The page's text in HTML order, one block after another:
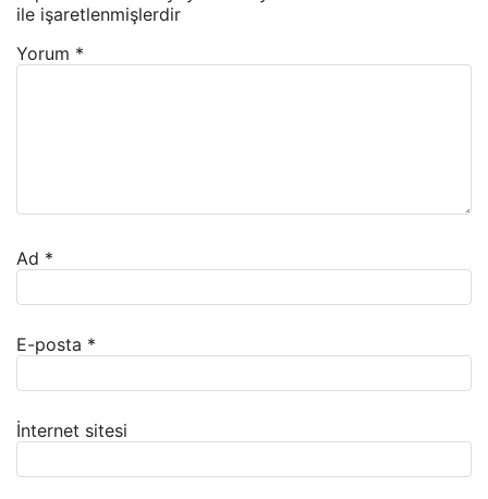
ile işaretlenmişlerdir
Yorum *
Ad *
E-posta *
İnternet sitesi